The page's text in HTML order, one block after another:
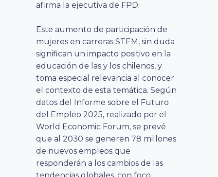
afirma la ejecutiva de FPD.
Este aumento de participación de
mujeres en carreras STEM, sin duda
significan un impacto positivo en la
educación de las y los chilenos, y
toma especial relevancia al conocer
el contexto de esta temática. Según
datos del Informe sobre el Futuro
del Empleo 2025, realizado por el
World Economic Forum, se prevé
que al 2030 se generen 78 millones
de nuevos empleos que
responderán a los cambios de las